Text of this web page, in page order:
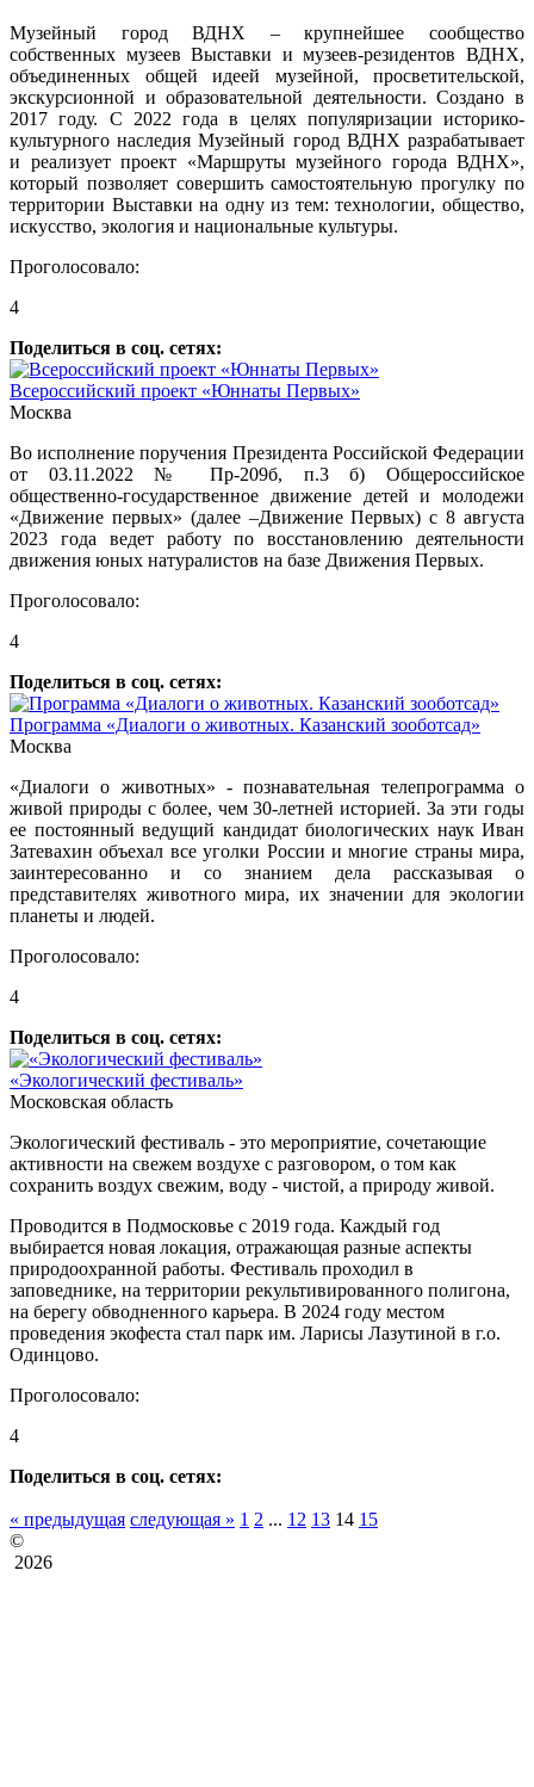
Музейный город ВДНХ – крупнейшее сообщество
собственных музеев Выставки и музеев-резидентов ВДНХ,
объединенных общей идеей музейной, просветительской,
экскурсионной и образовательной деятельности. Создано в
2017 году. С 2022 года в целях популяризации историко-
культурного наследия Музейный город ВДНХ разрабатывает
и реализует проект «Маршруты музейного города ВДНХ»,
который позволяет совершить самостоятельную прогулку по
территории Выставки на одну из тем: технологии, общество,
искусство, экология и национальные культуры.
Проголосовало:
4
Поделиться в соц. сетях:
Всероссийский проект «Юннаты Первых»
Москва
Во исполнение поручения Президента Российской Федерации
от 03.11.2022 № Пр-209б, п.3 б) Общероссийское
общественно-государственное движение детей и молодежи
«Движение первых» (далее –Движение Первых) с 8 августа
2023 года ведет работу по восстановлению деятельности
движения юных натуралистов на базе Движения Первых.
Проголосовало:
4
Поделиться в соц. сетях:
Программа «Диалоги о животных. Казанский зооботсад»
Москва
«Диалоги о животных» - познавательная телепрограмма о
живой природы с более, чем 30-летней историей. За эти годы
ее постоянный ведущий кандидат биологических наук Иван
Затевахин объехал все уголки России и многие страны мира,
заинтересованно и со знанием дела рассказывая о
представителях животного мира, их значении для экологии
планеты и людей.
Проголосовало:
4
Поделиться в соц. сетях:
«Экологический фестиваль»
Московская область
Экологический фестиваль - это мероприятие, сочетающие
активности на свежем воздухе с разговором, о том как
сохранить воздух свежим, воду - чистой, а природу живой.
Проводится в Подмосковье с 2019 года. Каждый год
выбирается новая локация, отражающая разные аспекты
природоохранной работы. Фестиваль проходил в
заповеднике, на территории рекультивированного полигона,
на берегу обводненного карьера. В 2024 году местом
проведения экофеста стал парк им. Ларисы Лазутиной в г.о.
Одинцово.
Проголосовало:
4
Поделиться в соц. сетях:
« предыдущая следующая » 1 2 ... 12 13 14 15
©
2026